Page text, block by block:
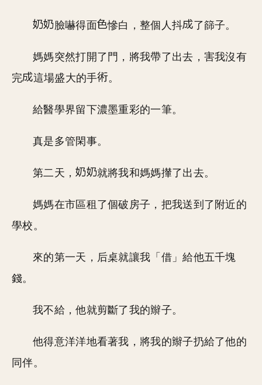
臉嚇得面 慘白，整個人抖 了篩子。
媽媽突然打開了門，將我帶了出去，害我沒有
完
這場盛大的手 。
給醫學界留下濃墨重彩的一筆。
真是多管閑事。
第二天， 就將我和媽媽攆了出去。
媽媽在市區租了個破房子，把我送到了附近的
學校。
來的第一天，后桌就讓我「借」給他五千塊
錢。
我不給，他就剪斷了我的辮子。
他得意洋洋地看著我，將我的辮子扔給了他的
同伴。